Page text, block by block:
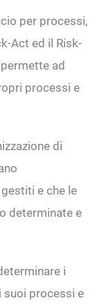
per processi,
Act ed il Risk-
ad
processi e
di
e che le
determinate e
i
processi e